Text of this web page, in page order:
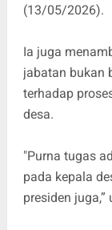
(13/05/2026).
Ia juga
jabatan bukan
terhadap
desa.
​"Purna tugas
pada kepala
presiden juga,”